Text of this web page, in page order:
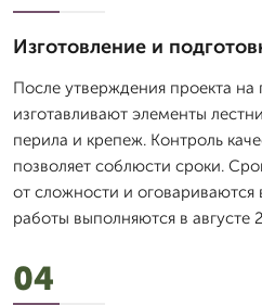
Изготовление и
После утверждения проекта
изготавливают элементы
перила и крепеж. Контроль
позволяет соблюсти сроки.
от сложности и
работы выполняются в августе
04